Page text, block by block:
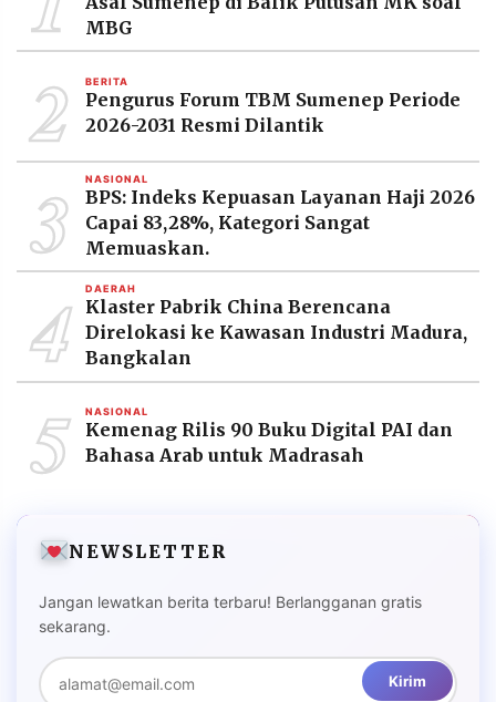
MBG
2 BERITA
Pengurus Forum TBM Sumenep Periode
2026-2031 Resmi Dilantik
3 NASIONAL
BPS: Indeks Kepuasan Layanan Haji 2026
Capai 83,28%, Kategori Sangat
Memuaskan.
4 DAERAH
Klaster Pabrik China Berencana
Direlokasi ke Kawasan Industri Madura,
Bangkalan
5 NASIONAL
Kemenag Rilis 90 Buku Digital PAI dan
Bahasa Arab untuk Madrasah
NEWSLETTER
Jangan lewatkan berita terbaru! Berlangganan gratis
sekarang.
Kirim